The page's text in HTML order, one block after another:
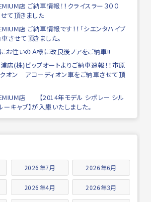
店 ご納車情報！！クライスラー３００
て頂きました
店 ご納車情報です！！「シエンタハイブ
車させて頂きました。
お住いのＡ様に改良後ノアをご納車!!
店(株)ビップオートよりご納車速報！！市原
オン アコーディオン車をご納車させて頂
店 【2014年モデル シボレー シル
ーキャブ】が入庫いたしました。
2026年7月 2026年6月
2026年4月 2026年3月